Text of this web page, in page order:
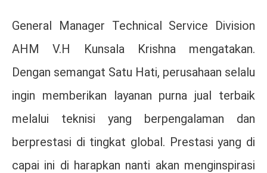
General Manager Technical Service Division
AHM V.H Kunsala Krishna mengatakan.
Dengan semangat Satu Hati, perusahaan selalu
ingin memberikan layanan purna jual terbaik
melalui teknisi yang berpengalaman dan
berprestasi di tingkat global. Prestasi yang di
capai ini di harapkan nanti akan menginspirasi